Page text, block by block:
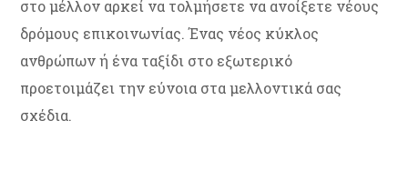
στο μέλλον αρκεί να τολμήσετε να ανοίξετε νέους
δρόμους επικοινωνίας. Ένας νέος κύκλος
ανθρώπων ή ένα ταξίδι στο εξωτερικό
προετοιμάζει την εύνοια στα μελλοντικά σας
σχέδια.